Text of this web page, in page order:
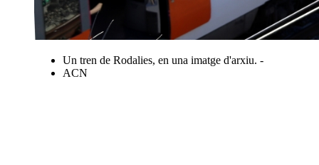
Un tren de Rodalies, en una imatge d'arxiu. -
ACN